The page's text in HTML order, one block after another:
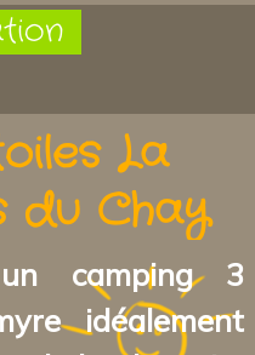
La
du Chay
camping 3
idéalement